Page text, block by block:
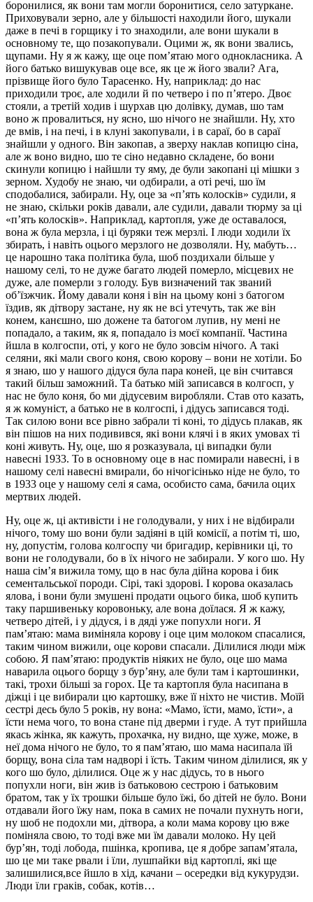
боронилися, як вони там могли боронитися, село затуркане.
Приховували зерно, але у більшості находили його, шукали
даже в печі в горщику і то знаходили, але вони шукали в
основному те, що позакопували. Оцими ж, як вони звались,
щупами. Ну я ж кажу, ще оце пом’ятаю мого однокласника. А
його батько вишукував оце все, як це ж його звали? Ага,
прізвище його було Тарасенко. Ну, наприклад: до нас
приходили троє, але ходили й по четверо і по п’ятеро. Двоє
стояли, а третій ходив і шурхав цю долівку, думав, шо там
воно ж провалиться, ну ясно, шо нічого не знайшли. Ну, хто
де вмів, і на печі, і в клуні закопували, і в сараї, бо в сараї
знайшли у одного. Він закопав, а зверху наклав копицю сіна,
але ж воно видно, шо те сіно недавно складене, бо вони
скинули копицю і найшли ту яму, де були закопані ці мішки з
зерном. Худобу не знаю, чи одбирали, а оті речі, шо їм
сподобалися, забирали. Ну, оце за «п’ять колосків» судили, я
не знаю, скільки років давали, але судили, давали тюрму за ці
«п’ять колосків». Наприклад, картопля, уже де оставалося,
вона ж була мерзла, і ці буряки теж мерзлі. І люди ходили їх
збирать, і навіть оцього мерзлого не дозволяли. Ну, мабуть…
це нарошно така політика була, шоб поздихали більше у
нашому селі, то не дуже багато людей померло, місцевих не
дуже, але померли з голоду. Був визначений так званий
об’їзжчик. Йому давали коня і він на цьому коні з батогом
їздив, як дітвору застане, ну як не всі утечуть, так же він
конем, канєшно, шо дожене та батогом лупив, ну мені не
попадало, а таким, як я, попадало із моєї компанії. Частина
йшла в колгоспи, оті, у кого не було зовсім нічого. А такі
селяни, які мали свого коня, свою корову – вони не хотіли. Бо
я знаю, шо у нашого дідуся була пара коней, це він считався
такий більш заможний. Та батько мій записався в колгосп, у
нас не було коня, бо ми дідусевим виробляли. Став ото казать,
я ж комуніст, а батько не в колгоспі, і дідусь записався тоді.
Так силою вони все рівно забрали ті коні, то дідусь плакав, як
він пішов на них подивився, які вони клячі і в яких умовах ті
коні живуть. Ну, оце, шо я розказувала, ці випадки були
навесні 1933. То в основному оце в нас помирали навесні, і в
нашому селі навесні вмирали, бо нічогісінько ніде не було, то
в 1933 оце у нашому селі я сама, особисто сама, бачила оцих
мертвих людей.
Ну, оце ж, ці активісти і не голодували, у них і не відбирали
нічого, тому шо вони були задіяні в цій комісії, а потім ті, шо,
ну, допустім, голова колгоспу чи бригадир, керівники ці, то
вони не голодували, бо в їх нічого не забирали. У кого шо. Ну
наша сім’я вижила тому, що в нас була дійна корова і бик
сементальської породи. Сірі, такі здорові. І корова оказалась
ялова, і вони були змушені продати оцього бика, шоб купить
таку паршивеньку коровоньку, але вона доїлася. Я ж кажу,
четверо дітей, і у дідуся, і в дяді уже попухли ноги. Я
пам’ятаю: мама виміняла корову і оце цим молоком спасалися,
таким чином вижили, оце корови спасали. Ділилися люди між
собою. Я пам’ятаю: продуктів ніяких не було, оце шо мама
наварила оцього борщу з бур’яну, але були там і картошинки,
такі, трохи більші за горох. Це та картопля була насипана в
діжці і це вибирали цю картошку, вже її ніхто не чистив. Моїй
сестрі десь було 5 років, ну вона: «Мамо, їсти, мамо, їсти», а
їсти нема чого, то вона стане під дверми і гуде. А тут прийшла
якась жінка, як кажуть, прохачка, ну видно, ще хуже, може, в
неї дома нічого не було, то я пам’ятаю, шо мама насипала їй
борщу, вона сіла там надворі і їсть. Таким чином ділилися, як у
кого шо було, ділилися. Оце ж у нас дідусь, то в нього
попухли ноги, він жив із батьковою сестрою і батьковим
братом, так у їх трошки більше було їжі, бо дітей не було. Вони
отдавали його їжу нам, пока в самих не почали пухнуть ноги,
ну шоб не подохли ми, дітвора, а коли мама корову цю вже
поміняла свою, то тоді вже ми їм давали молоко. Ну цей
бур’ян, тоді лобода, пшінка, кропива, це я добре запам’ятала,
шо це ми таке рвали і їли, лушпайки від картоплі, які ще
залишилися,все йшло в хід, качани – осередки від кукурудзи.
Люди їли граків, собак, котів…